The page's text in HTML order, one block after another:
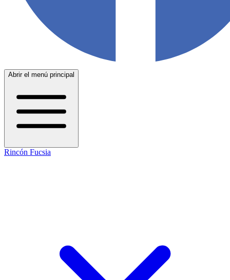
Abrir el menú principal
Rincón Fucsia